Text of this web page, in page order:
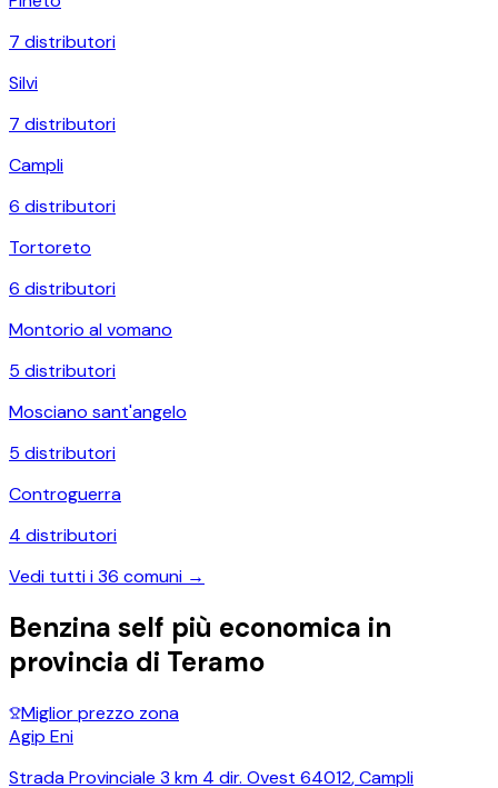
7 distributori
Silvi
7 distributori
Campli
6 distributori
Tortoreto
6 distributori
Montorio al vomano
5 distributori
Mosciano sant'angelo
5 distributori
Controguerra
4 distributori
Vedi tutti i36 comuni →
Benzina self più economica in
provincia di Teramo
Miglior prezzo zona
Agip Eni
Strada Provinciale 3 km 4 dir. Ovest 64012,Campli